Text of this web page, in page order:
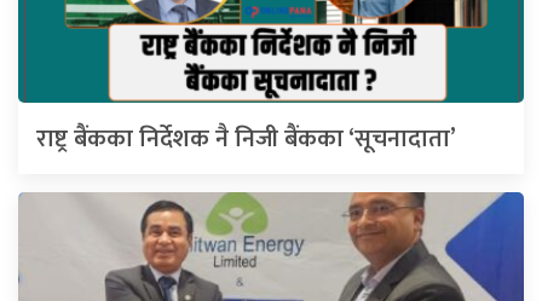
राष्ट्र बैंकका निर्देशक नै निजी बैंकका ‘सूचनादाता’